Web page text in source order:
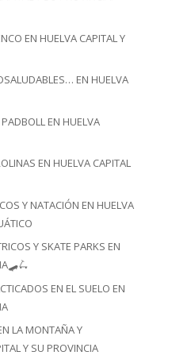
EN HUELVA CAPITAL Y
EN HUELVA
EN HUELVA
EN HUELVA CAPITAL
Y NATACIÓN EN HUELVA
Y SKATE PARKS EN
EN EL SUELO EN
LA MONTAÑA Y
Y SU PROVINCIA